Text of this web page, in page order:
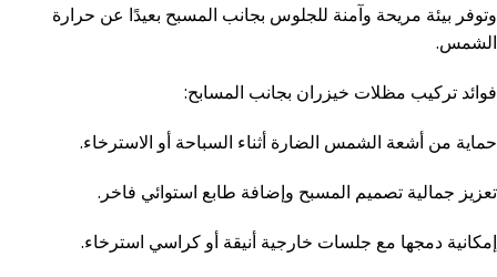
وتوفر بيئة مريحة وآمنة للجلوس بجانب المسبح بعيدًا عن حرارة
الشمس.
فوائد تركيب مظلات خيزران بجانب المسابح:
حماية من أشعة الشمس الضارة أثناء السباحة أو الاسترخاء.
تعزيز جمالية تصميم المسبح وإضافة طابع استوائي فاخر.
إمكانية دمجها مع جلسات خارجية أنيقة أو كراسي استرخاء.